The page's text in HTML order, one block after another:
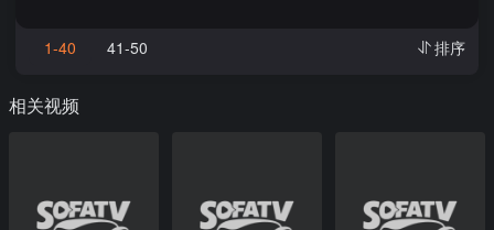
1-40 41-50 排序
相关视频